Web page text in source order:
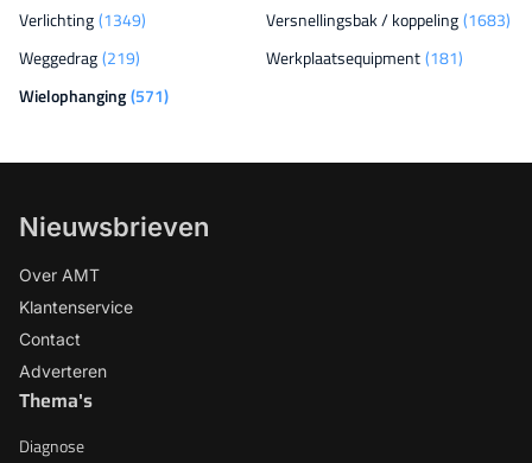
Verlichting(1349) Versnellingsbak / koppeling(1683)
Weggedrag(219) Werkplaatsequipment(181)
Wielophanging(571)
Nieuwsbrieven
Over AMT
Klantenservice
Contact
Adverteren
Thema's
Diagnose